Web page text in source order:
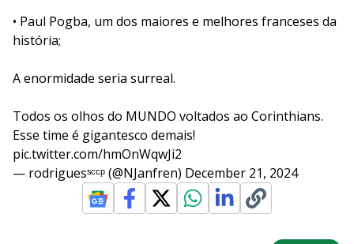
• Paul Pogba, um dos maiores e melhores franceses da
história;
A enormidade seria surreal.
Todos os olhos do MUNDO voltados ao Corinthians.
Esse time é gigantesco demais!
pic.twitter.com/hmOnWqwJi2
— rodriguesˢᶜᶜᵖ (@NJanfren) December 21, 2024